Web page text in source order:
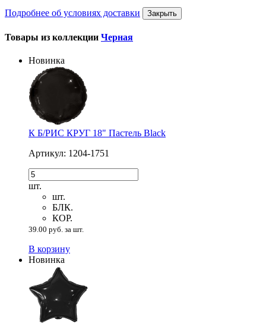
Подробнее об условиях доставки Закрыть
Товары из коллекции Черная
Новинка
К Б/РИС КРУГ 18" Пастель Black
Артикул: 1204-1751
шт.
шт.
БЛК.
КОР.
39.00 руб. за шт.
В корзину
Новинка